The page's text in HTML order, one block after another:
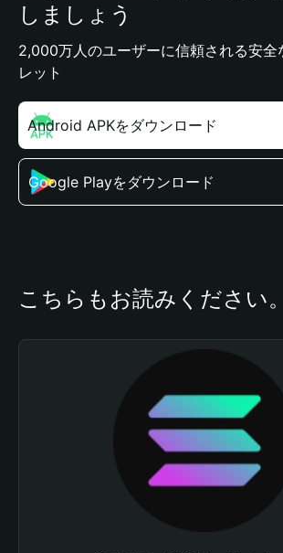
しましょう
2,000万人のユーザーに信頼される安全
レット
Android APKをダウンロード
Google Playをダウンロード
こちらもお読みください。